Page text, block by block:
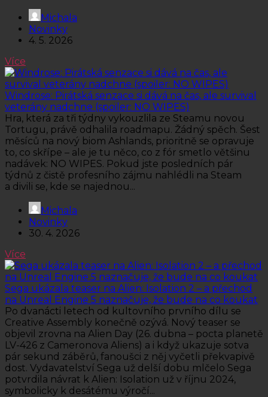
Michala
Novinky
4. 5. 2026
Více
Windrose: Pirátská senzace si dává na čas, ale survival
veterány nadchne (spoiler: NO WIPES)
Hra, která za tři týdny vykouzlila ze Steamu novou
Tortugu, právě odhalila roadmapu. Žádný spěch. Šest
měsíců na nový biom Ashlands, prioritně se opravuje
to, co skřípe – ale je tu něco, co z fór smetlo většinu
nadávek: NO WIPES. Pokud jste posledních pár
týdnů z čistě profesního zájmu nahlédli na Steam
a divili se, kde se najednou...
Michala
Novinky
30. 4. 2026
Více
Sega ukázala teaser na Alien: Isolation 2 – a přechod
na Unreal Engine 5 naznačuje, že bude na co koukat
Po dvanácti letech od kultovního prvního dílu se
Creative Assembly konečně ozývá. Nový teaser se
objevil zrovna na Alien Day (26. dubna – pocta planetě
LV-426 z Cameronova Aliens) a i když ukazuje sotva
pár sekund záběrů, fanoušci z něj vyčetli překvapivě
dost. Vydavatelství Sega už delší dobu mlčelo Sega
potvrdila návrat k Alien: Isolation už v říjnu 2024,
symbolicky k desátému výročí...